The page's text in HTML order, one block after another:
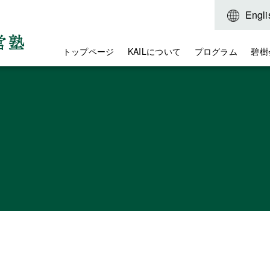
トップページ KAILについて プログラム 碧